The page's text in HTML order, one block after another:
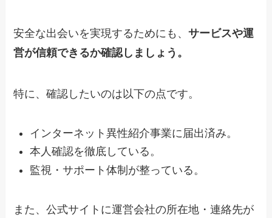
安全な出会いを実現するためにも、サービスや運
営が信頼できるか確認しましょう。
特に、確認したいのは以下の点です。
インターネット異性紹介事業に届出済み。
本人確認を徹底している。
監視・サポート体制が整っている。
また、公式サイトに運営会社の所在地・連絡先が